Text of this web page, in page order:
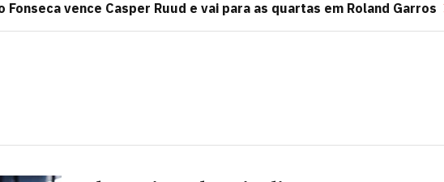
Fonseca vence Casper Ruud e vai para as quartas em Roland Garros